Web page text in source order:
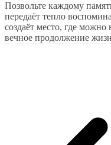
Позвольте каждому
передаёт тепло
создаёт место, где
вечное продолжение